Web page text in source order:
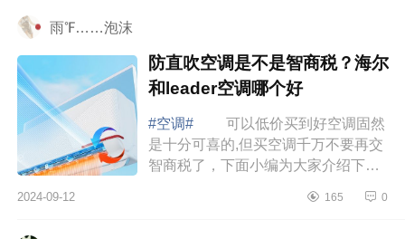
雨℉……泡沫
防直吹空调是不是智商税？海尔
和leader空调哪个好
#空调#
可以低价买到好空调固然
是十分可喜的,但买空调千万不要再交
智商税了，下面小编为大家介绍下防
leader空调哪个好 海尔和leader空
2024-09-12 165 0